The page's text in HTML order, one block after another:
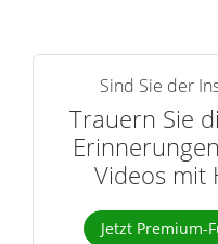
Sind Sie der
Trauern Sie
Videos mit
Jetzt Premium-